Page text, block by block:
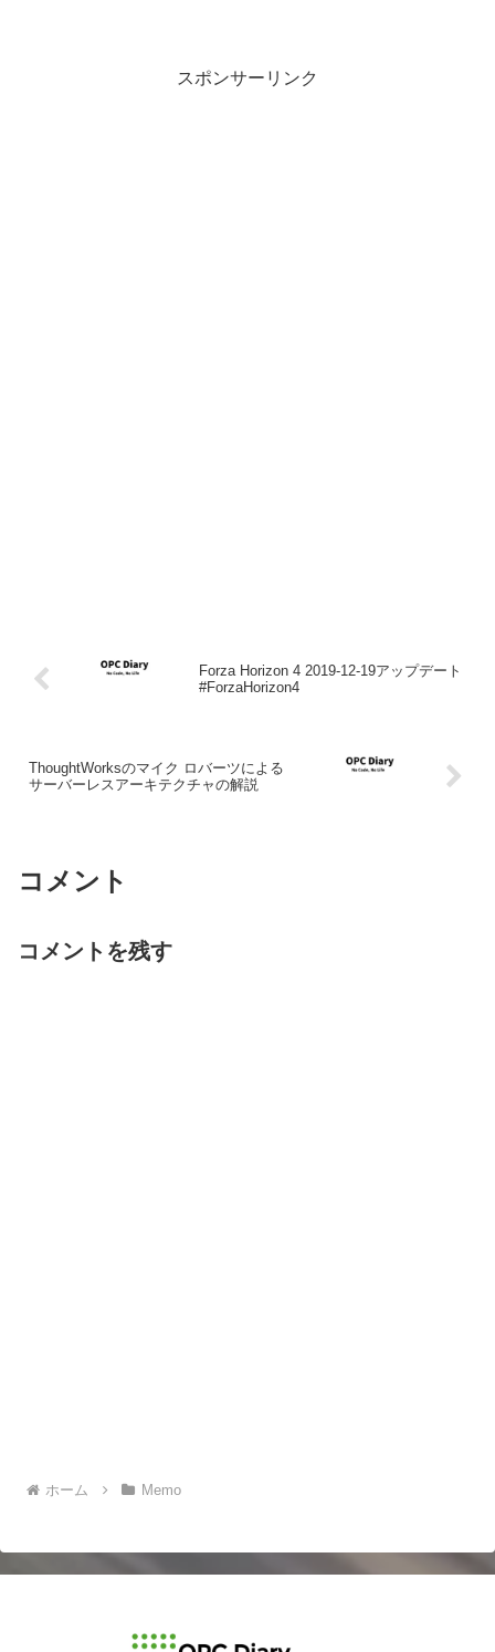
スポンサーリンク
Forza Horizon 4 2019-12-19アップデート
#ForzaHorizon4
ThoughtWorksのマイク ロバーツによる
サーバーレスアーキテクチャの解説
コメント
コメントを残す
ホーム Memo